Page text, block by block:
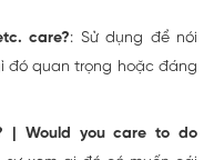
care?: Sử dụng để nói
đó quan trọng hoặc đáng
| Would you care to do